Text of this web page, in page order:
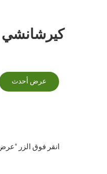
كيرشانشي
عرض أحدث
انقر فوق الزر